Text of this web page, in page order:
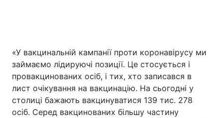
«У вакцинальній кампанії проти коронавірусу ми
займаємо лідируючі позиції. Це стосується і
провакцинованих осіб, і тих, хто записався в
лист очікування на вакцинацію. На сьогодні у
столиці бажають вакцинуватися 139 тис. 278
осіб. Серед вакцинованих більшу частину